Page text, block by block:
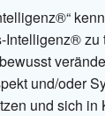
Intelligenz® zu
und/oder
und sich